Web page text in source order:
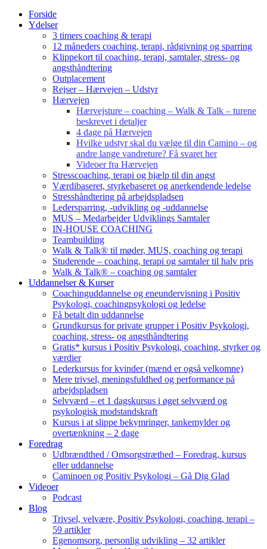
Forside
Ydelser
3 timers coaching & terapi
12 måneders coaching, terapi, rådgivning og sparring
Klippekort til coaching, terapi, samtaler, stress- og
angsthåndtering
Outplacement
Rejser – Hærvejen – Udstyr
Hærvejen
Hærvejsture – coaching – Walk & Talk – turene
beskrevet i detaljer
4 dage på Hærvejen
Hvilke udstyr skal du vælge til din Camino – og
andre lange vandreture? Få svaret her
Videoer fra Hærvejen
Stresscoaching, terapi og hjælp til din angst
Værdibaseret, styrkebaseret og anerkendende ledelse
Stresshåndtering på arbejdspladsen
Ledersparring, -udvikling og -uddannelse
MUS – Medarbejder Udviklings Samtaler
IN-HOUSE COACHING
Teambuilding
Walk & Talk® til møder, MUS, coaching og terapi
Studerende – coaching, terapi og samtaler til halv pris
Walk & Talk® – coaching og samtaler
Uddannelser & Kurser
Coachinguddannelse og eneundervisning i Positiv
Psykologi, coachingpsykologi og ledelse
Få betalt din uddannelse
Grundkursus for private grupper i Positiv Psykologi,
coaching, stress- og angsthåndtering
Gratis* kursus i Positiv Psykologi, coaching, styrker og
værdier
Lederkursus for kvinder (mænd er også velkomne)
Mere trivsel, meningsfuldhed og performance på
arbejdspladsen
Selvværd – et 1 dagskursus i øget selvværd og
psykologisk modstandskraft
Kursus i at slippe bekymringer, tankemylder og
overtænkning – 2 dage
Foredrag
Udbrændthed / Omsorgstræthed – Foredrag, kursus
eller uddannelse
Caminoen og Positiv Psykologi – Gå Dig Glad
Videoer
Podcast
Blog
Trivsel, velvære, Positiv Psykologi, coaching, terapi –
59 artikler
Egenomsorg, personlig udvikling – 32 artikler